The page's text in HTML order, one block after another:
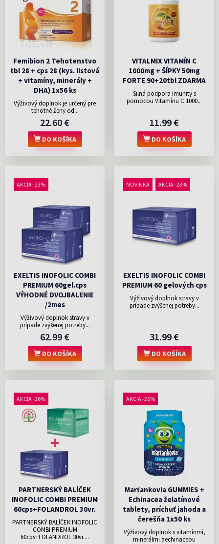
Femibion 2 Tehotenstvo
tbl 28 + cps 28 (kys. listová
+ vitamíny, minerály +
DHA) 1x56 ks
Výživový doplnok je určený pre
tehotné ženy od...
22.60 €
DO KOŠÍKA
VITALMIX VITAMÍN C
1000mg + ŠÍPKY 50mg
FORTE 90+20tbl ZDARMA
Silná podpora imunity s
pomocou Vitamínu C 1000...
11.99 €
DO KOŠÍKA
AKCIA -23%
EXELTIS INOFOLIC COMBI
PREMIUM 60gel.cps
VÝHODNÉ DVOJBALENIE
/2mes
Výživový doplnok stravy v
prípade zvýšenej potreby...
62.99 €
DO KOŠÍKA
NOVINKA AKCIA -23%
EXELTIS INOFOLIC COMBI
PREMIUM 60 gelových cps
Výživový doplnok stravy v
prípade zvýšenej potreby...
31.99 €
DO KOŠÍKA
AKCIA -26%
PARTNERSKÝ BALÍČEK
INOFOLIC COMBI PREMIUM
60cps+FOLANDROL 30vr.
PARTNERSKÝ BALÍČEK INOFOLIC
COMBI PREMIUM
60cps+FOLANDROL 30vr....
AKCIA -26%
Marťankovia GUMMIES +
Echinacea želatínové
tablety, príchuť jahoda a
čerešňa 1x50 ks
Výživový doplnok s vitamínmi,
minerálmi aechinaceou